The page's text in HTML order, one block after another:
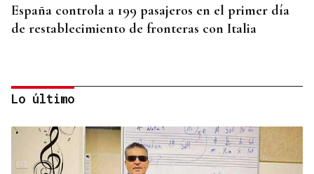
España controla a 199 pasajeros en el primer día
de restablecimiento de fronteras con Italia
Lo último